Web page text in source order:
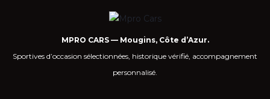
MPRO CARS — Mougins, Côte d’Azur.
Sportives d’occasion sélectionnées, historique vérifié, accompagnement
personnalisé.